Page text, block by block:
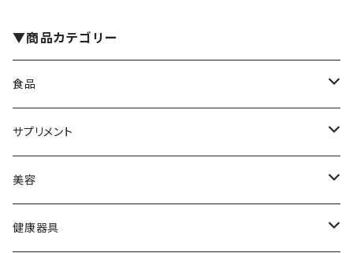
▼商品カテゴリー
食品
黒酢
食用油
調味料
サプリメント
アミノ酸
ビタミン
美容
スキンケア
健康器具